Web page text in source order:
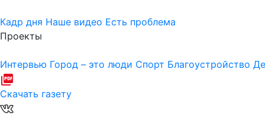
Кадр дня Наше видео Есть проблема
Проекты
Интервью Город – это люди Спорт Благоустройство
Скачать газету